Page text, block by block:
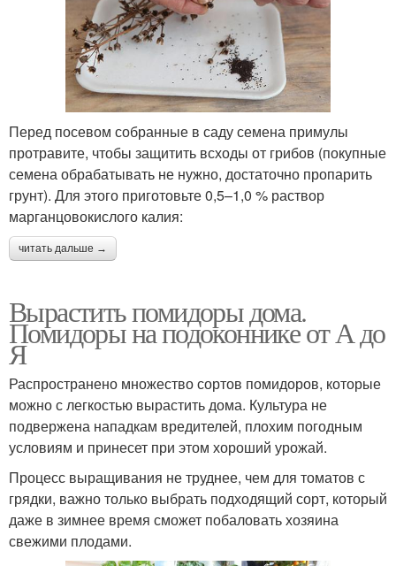
Перед посевом собранные в саду семена примулы
протравите, чтобы защитить всходы от грибов (покупные
семена обрабатывать не нужно, достаточно пропарить
грунт). Для этого приготовьте 0,5–1,0 % раствор
марганцовокислого калия:
читать дальше →
Вырастить помидоры дома.
Помидоры на подоконнике от А до
Я
Распространено множество сортов помидоров, которые
можно с легкостью вырастить дома. Культура не
подвержена нападкам вредителей, плохим погодным
условиям и принесет при этом хороший урожай.
Процесс выращивания не труднее, чем для томатов с
грядки, важно только выбрать подходящий сорт, который
даже в зимнее время сможет побаловать хозяина
свежими плодами.